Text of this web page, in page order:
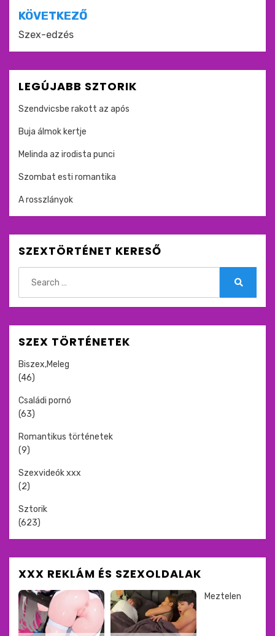
KÖVETKEZŐ
Szex-edzés
LEGÚJABB SZTORIK
Szendvicsbe rakott az após
Buja álmok kertje
Melinda az irodista punci
Szombat esti romantika
A rosszlányok
SZEXTÖRTÉNET KERESŐ
for:
SZEX TÖRTÉNETEK
Biszex,Meleg
(46)
Családi pornó
(63)
Romantikus történetek
(9)
Szexvideók xxx
(2)
Sztorik
(623)
XXX REKLÁM ÉS SZEXOLDALAK
Meztelen